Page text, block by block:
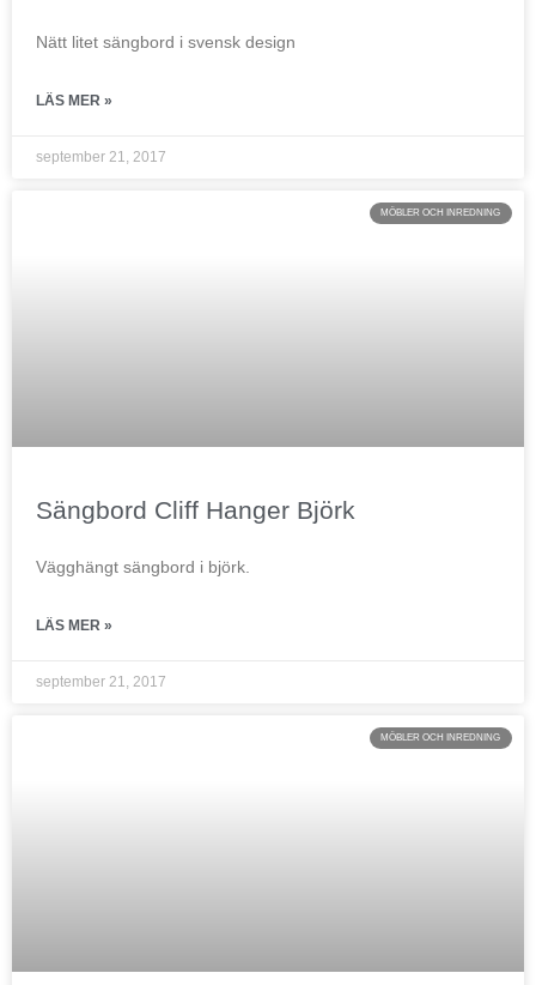
Nätt litet sängbord i svensk design
LÄS MER »
september 21, 2017
MÖBLER OCH INREDNING
Sängbord Cliff Hanger Björk
Vägghängt sängbord i björk.
LÄS MER »
september 21, 2017
MÖBLER OCH INREDNING